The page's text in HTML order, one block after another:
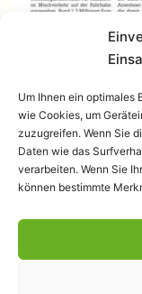
Um Ihnen ein optimales
wie Cookies, um
zuzugreifen. Wenn Sie
Daten wie das
verarbeiten. Wenn Sie
können bestimmte